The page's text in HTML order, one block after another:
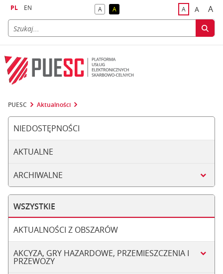
PL EN Akontrast domyślny
Akontrast żółty tekst na czarnym tle
Adomyślna
A A
PUESC Aktualności
NIEDOSTĘPNOŚCI
AKTUALNE
ARCHIWALNE
WSZYSTKIE
AKTUALNOŚCI Z OBSZARÓW
AKCYZA, GRY HAZARDOWE, PRZEMIESZCZENIA I
PRZEWOZY